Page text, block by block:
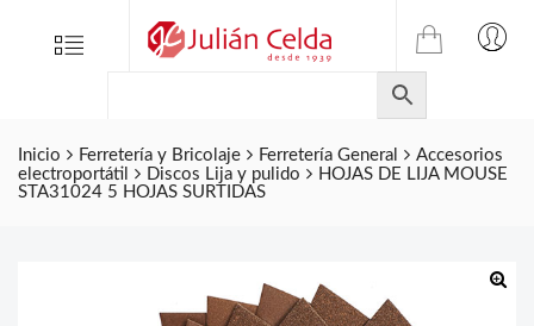
Menu
TIENDA
ONLINE
DE
JULIAN
CELDA
Inicio Ferretería y Bricolaje Ferretería General
Accesorios
electroportátil
Discos Lija y pulido
HOJAS DE LIJA MOUSE
STA31024 5 HOJAS SURTIDAS
Folletos
Contacto